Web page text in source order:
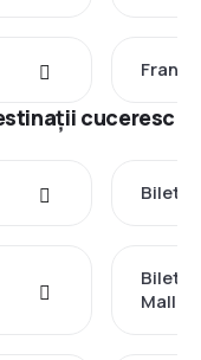
cuceresc
Bilete
Bilete